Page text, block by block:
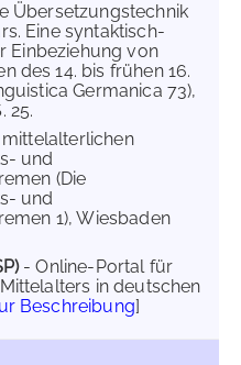
Übersetzungstechnik
Eine syntaktisch-
Einbeziehung von
des 14. bis frühen 16.
Germanica 73),
25.
und
(Die
und
1), Wiesbaden
- Online-Portal für
in deutschen
Beschreibung]